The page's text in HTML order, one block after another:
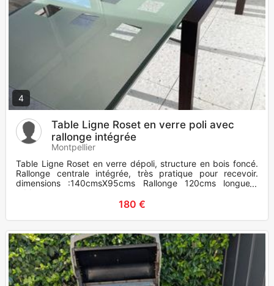
4
Table Ligne Roset en verre poli avec
rallonge intégrée
Montpellier
Table Ligne Roset en verre dépoli, structure en bois foncé.
Rallonge centrale intégrée, très pratique pour recevoir.
dimensions :140cmsX95cms Rallonge 120cms longueur
table ouv
180 €